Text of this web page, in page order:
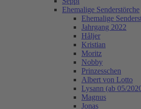
Ehemalige Senderstörche
Ehemalige
Jahrgang 2022
Håljer
Kristian
Moritz
Nobby
Prinzesschen
Albert von Lotto
Lysann (ab 05/
Magnus
Jonas